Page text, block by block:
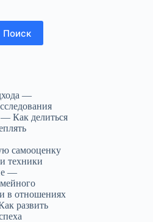
Поиск
—
Как делиться
самооценку
техники
—
в отношениях
развить